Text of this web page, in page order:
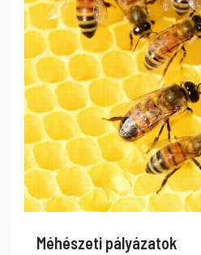
Méhészeti pályázatok